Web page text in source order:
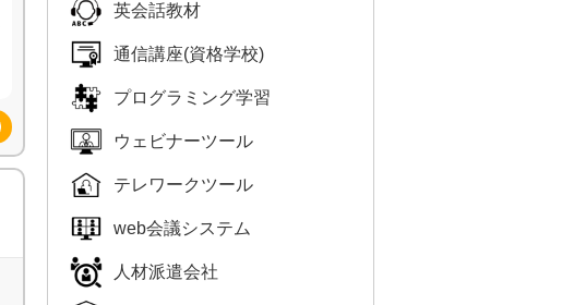
英会話教材
通信講座(資格学校)
プログラミング学習
ウェビナーツール
テレワークツール
web会議システム
人材派遣会社